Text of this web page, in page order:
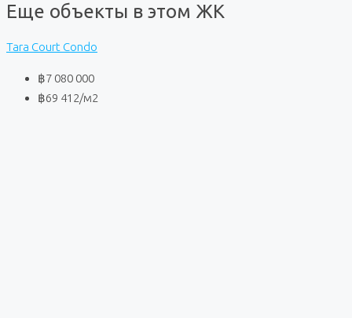
Еще объекты в этом ЖК
Tara Court Condo
฿7 080 000
฿69 412/м2